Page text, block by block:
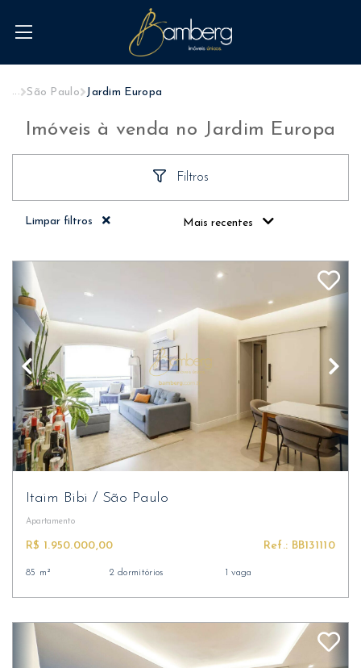
... São Paulo Jardim Europa
Imóveis à venda no Jardim Europa
Filtros
Limpar filtros Mais recentes
Itaim Bibi/ São Paulo
Apartamento
R$ 1.950.000,00 Ref.: BB131110
85 m² 2 dormitórios 1 vaga